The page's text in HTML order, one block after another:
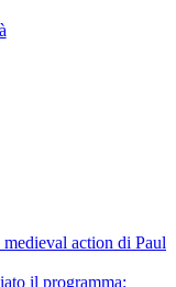
action di Paul
il programma: